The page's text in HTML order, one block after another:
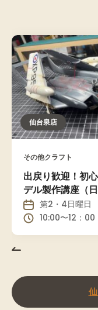
仙台泉店
その他クラフト
出戻り歓迎！初
デル製作講座（日
第2・4日曜日
10:00〜12：00